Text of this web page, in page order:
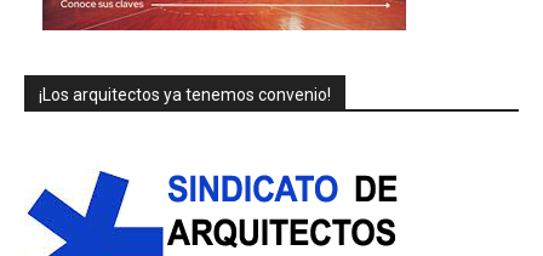
¡Los arquitectos ya tenemos convenio!